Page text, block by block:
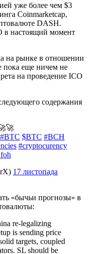
уже более чем $3
Coinmarketcap,
DASH.
в настоящий момент
на рынке в отношении
пока еще ничем не
на проведение ICO
содержания
#BTC $BTC #BCH
#cryptocurency
17 листопада
«бычьи прогнозы» в
re-legalizing
is sending price
targets, coupled
SL should be